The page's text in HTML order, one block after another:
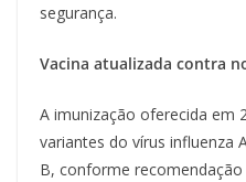
segurança.
Vacina atualizada contra
A imunização oferecida em
variantes do vírus influenza
B, conforme